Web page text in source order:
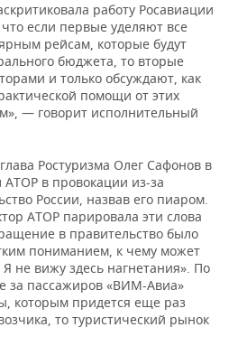
работу Росавиации
если первые уделяют все
рейсам, которые будут
бюджета, то вторые
и только обсуждают, как
помощи от этих
— говорит исполнительный
Ростуризма Олег Сафонов в
АТОР в провокации из-за
России, назвав его пиаром.
АТОР парировала эти слова
в правительство было
пониманием, к чему может
не вижу здесь нагнетания». По
за пассажиров «ВИМ-Авиа»
которым придется еще раз
то туристический рынок